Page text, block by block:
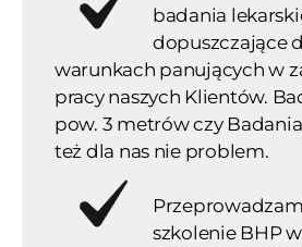
badania
dopuszczające
warunkach panujących w
pracy naszych Klientów.
pow. 3 metrów czy
też dla nas nie problem.
szkolenie BHP